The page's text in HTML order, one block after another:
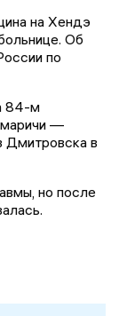
на Хендэ
Об
по
84-м
—
в
но после